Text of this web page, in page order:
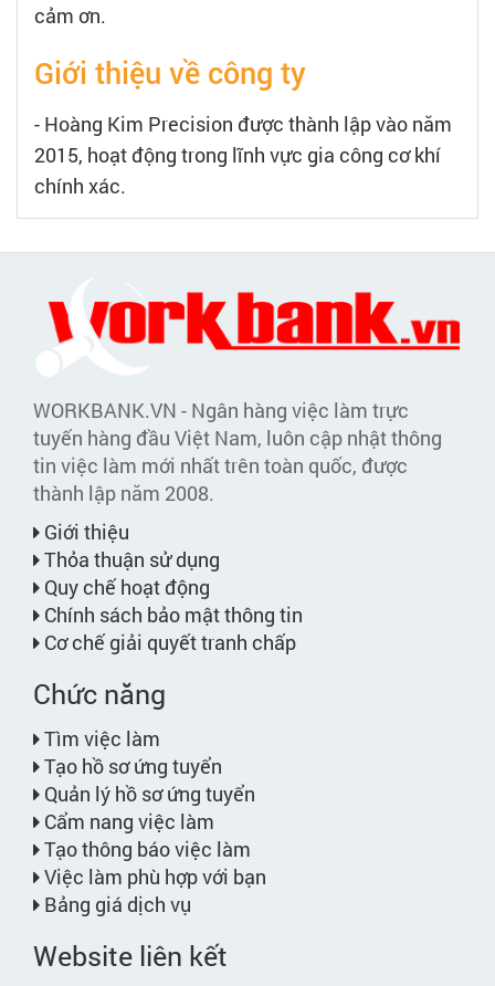
cảm ơn.
Giới thiệu về công ty
- Hoàng Kim Precision được thành lập vào năm
2015, hoạt động trong lĩnh vực gia công cơ khí
chính xác.
WORKBANK.VN - Ngân hàng việc làm trực
tuyến hàng đầu Việt Nam, luôn cập nhật thông
tin việc làm mới nhất trên toàn quốc, được
thành lập năm 2008.
Giới thiệu
Thỏa thuận sử dụng
Quy chế hoạt động
Chính sách bảo mật thông tin
Cơ chế giải quyết tranh chấp
Chức năng
Tìm việc làm
Tạo hồ sơ ứng tuyển
Quản lý hồ sơ ứng tuyển
Cẩm nang việc làm
Tạo thông báo việc làm
Việc làm phù hợp với bạn
Bảng giá dịch vụ
Website liên kết